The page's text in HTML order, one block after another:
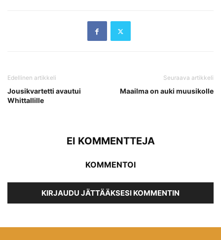
Edellinen artikkeli
Jousikvartetti avautui
Whittallille
Seuraava artikkeli
Maailma on auki muusikolle
EI KOMMENTTEJA
KOMMENTOI
KIRJAUDU JÄTTÄÄKSESI KOMMENTIN